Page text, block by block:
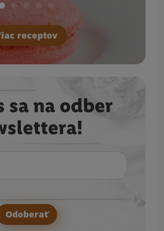
receptov
sa na odber
Odoberať